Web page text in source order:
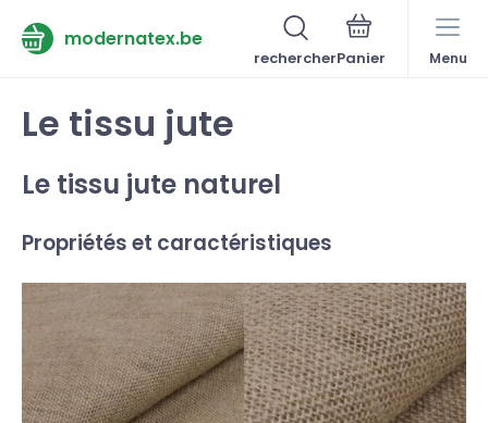
modernatex.be
rechercher Menu
Le tissu jute
Le tissu jute naturel
Propriétés et caractéristiques